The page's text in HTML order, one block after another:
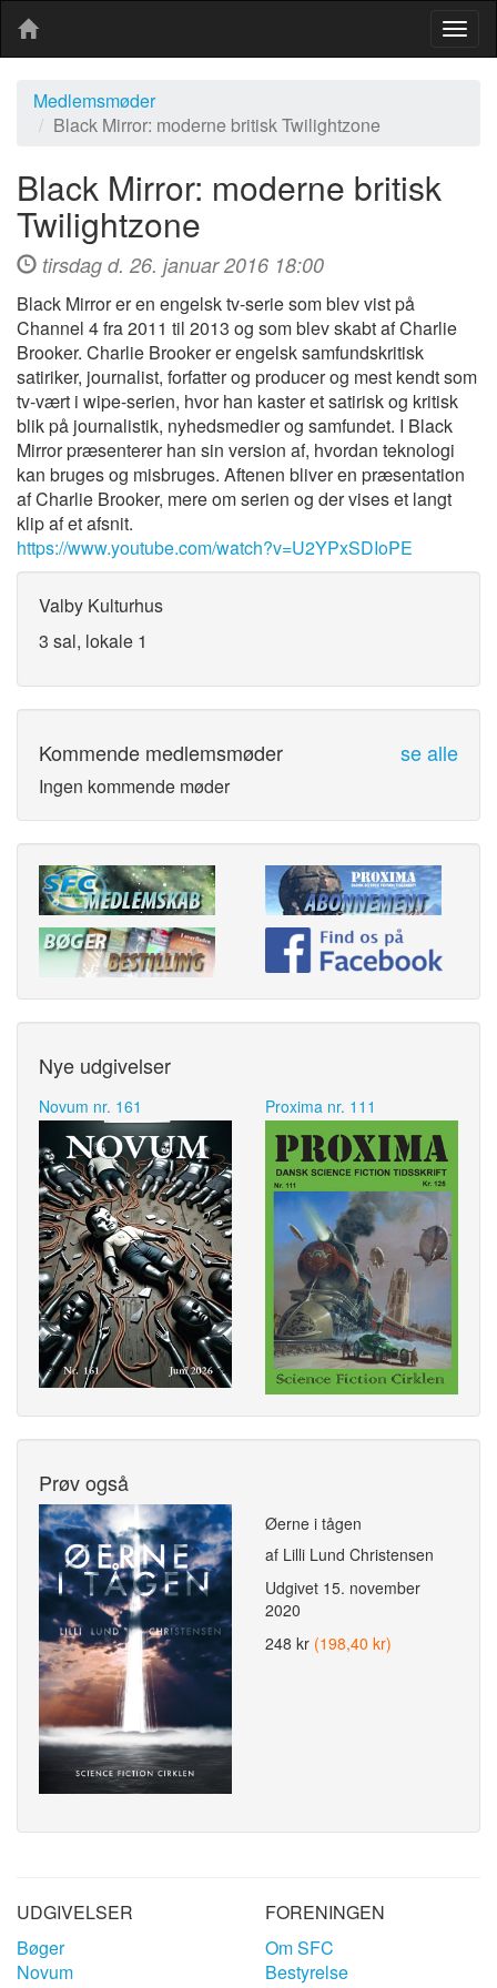
Medlemsmøder
Black Mirror: moderne britisk Twilightzone
Black Mirror: moderne britisk
Twilightzone
tirsdag d. 26. januar 2016 18:00
Black Mirror er en engelsk tv-serie som blev vist på
Channel 4 fra 2011 til 2013 og som blev skabt af Charlie
Brooker. Charlie Brooker er engelsk samfundskritisk
satiriker, journalist, forfatter og producer og mest kendt som
tv-vært i wipe-serien, hvor han kaster et satirisk og kritisk
blik på journalistik, nyhedsmedier og samfundet. I Black
Mirror præsenterer han sin version af, hvordan teknologi
kan bruges og misbruges. Aftenen bliver en præsentation
af Charlie Brooker, mere om serien og der vises et langt
klip af et afsnit.
https://www.youtube.com/watch?v=U2YPxSDIoPE
Valby Kulturhus
3 sal, lokale 1
Kommende medlemsmøder se alle
Ingen kommende møder
Nye udgivelser
Novum nr. 161 Proxima nr. 111
Prøv også
Øerne i tågen
af Lilli Lund Christensen
Udgivet 15. november
2020
248 kr (198,40 kr)
UDGIVELSER
Bøger
Novum
FORENINGEN
Om SFC
Bestyrelse